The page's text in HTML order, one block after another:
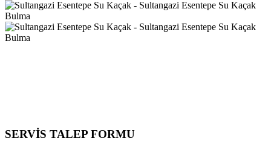
SERVİS TALEP FORMU